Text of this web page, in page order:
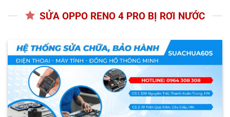
SỬA OPPO RENO 4 PRO BỊ RƠI NƯỚC